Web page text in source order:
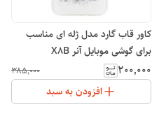
کاور قاب گارد مدل ژله ای مناسب
برای گوشی موبایل آنر X8B
۲۰۰٬۰۰۰ ۳۸۵٬۰۰۰
افزودن به سبد